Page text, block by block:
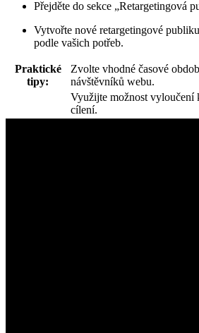
Přejděte do sekce „Retargetingová
Vytvořte nové retargetingové
podle vašich potřeb.
Praktické
tipy:
Zvolte vhodné časové
návštěvníků webu.
Využijte možnost vyloučení
cílení.